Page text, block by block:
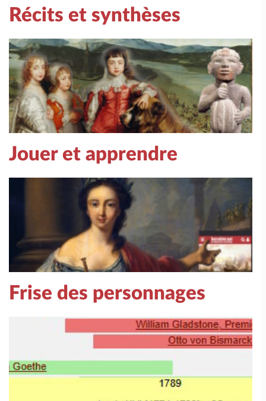
Récits et synthèses
Jouer et apprendre
Frise des personnages